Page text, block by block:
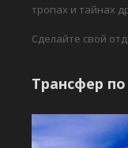
тропах и тайнах
Сделайте свой
Трансфер